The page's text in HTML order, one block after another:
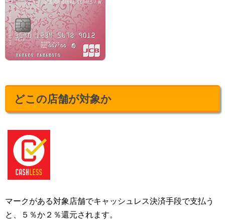
どこの店舗が対象か
マークがある対象店舗でキャッシュレス決済手段で支払う
と、５％か２％還元されます。